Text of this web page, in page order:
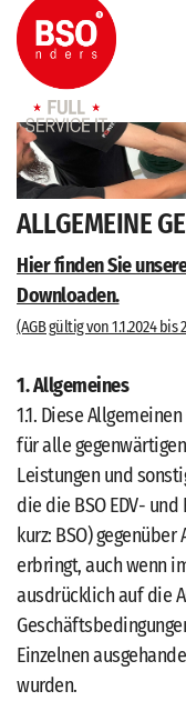
Seitenbereiche:
Zum
Inhalt
Zur
Hauptnavigation
Zur
Footernavigation
ALLGEMEINE
Hier finden Sie
Downloaden.
(AGB gültig von 1.1.2024 bis
1. Allgemeines
1.1. Diese
für alle
Leistungen und
die die BSO EDV-
kurz: BSO)
erbringt, auch wenn
ausdrücklich auf die
Einzelnen
wurden.